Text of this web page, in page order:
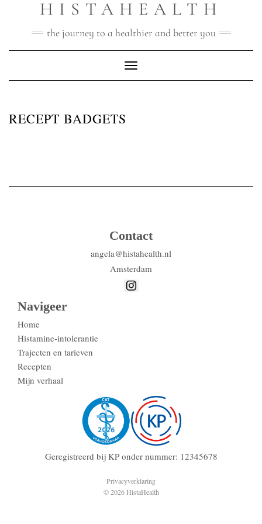
HISTAHEALTH
the journey to a healthier and better you
Toggle navigatie
RECEPT BADGETS
Contact
angela@histahealth.nl
Amsterdam
Geregistreerd bij KP onder nummer: 12345678
Navigeer
Home
Histamine-intolerantie
Trajecten en tarieven
Recepten
Mijn verhaal
Privacyverklaring
© 2026 HistaHealth